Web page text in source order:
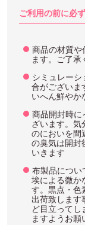
ご利用の前に必
商品の材質
ます。ご了承
シミュレー
合がございま
いへん鮮やか
商品開封時
ざいます。気
のにおいを間
の臭気は開封
いきます
布製品につ
埃による微か
す。黒点・色
出荷致します
ど目立ってし
ますようお願